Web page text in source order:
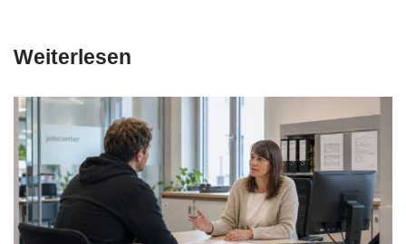
Weiterlesen